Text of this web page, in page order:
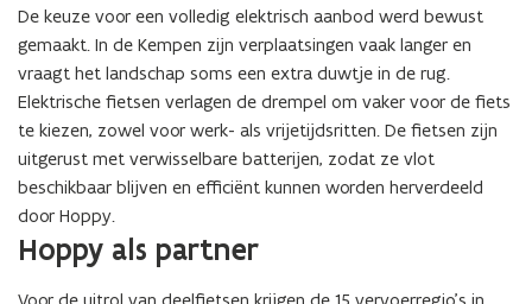
De keuze voor een volledig elektrisch aanbod werd bewust
gemaakt. In de Kempen zijn verplaatsingen vaak langer en
vraagt het landschap soms een extra duwtje in de rug.
Elektrische fietsen verlagen de drempel om vaker voor de fiets
te kiezen, zowel voor werk- als vrijetijdsritten. De fietsen zijn
uitgerust met verwisselbare batterijen, zodat ze vlot
beschikbaar blijven en efficiënt kunnen worden herverdeeld
door Hoppy.
Hoppy als partner